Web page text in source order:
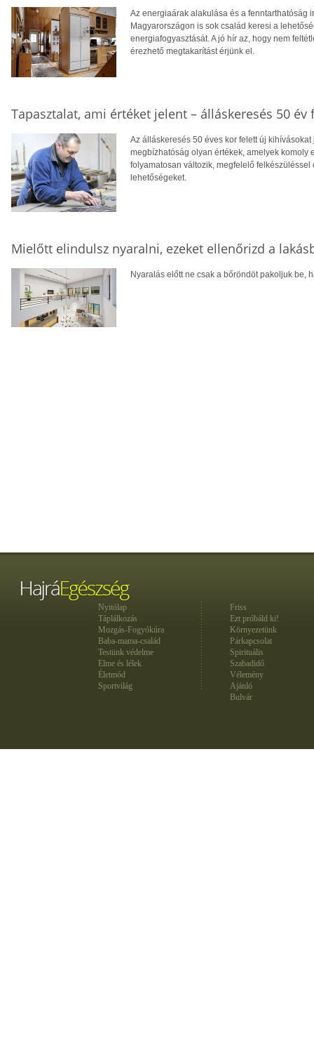
Az energiaárak alakulása és a fenntarthatóság
Magyarországon is sok család keresi a
energiafogyasztását. A jó hír az, hogy nem
érezhető megtakarítást érjünk el.
Tapasztalat, ami értéket jelent – álláskeresés 50 év
Az álláskeresés 50 éves kor felett új
megbízhatóság olyan értékek, amelyek komoly
folyamatosan változik, megfelelő
lehetőségeket.
Mielőtt elindulsz nyaralni, ezeket ellenőrizd a
Nyaralás előtt ne csak a bőröndöt pakoljuk be,
Nyitólap
Táplálkozás
Mozgás-Fogyókúra
Baba-mama-család
Testünk védelme
Elme és lélek
Életmód
Sportvilág
Friss
Ezt próbáld ki!
Környezetünk
Párkapcsolat
Spirituális
Szabadidő
Vélemény
Ajánló
Bulvár